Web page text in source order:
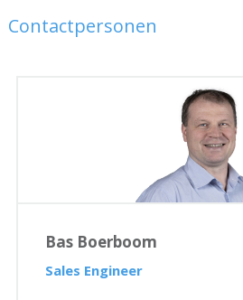
Contactpersonen
Bas Boerboom
Sales Engineer